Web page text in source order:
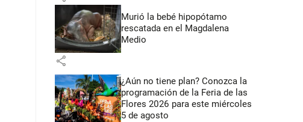
Murió la bebé hipopótamo
rescatada en el Magdalena
Medio
share
¿Aún no tiene plan? Conozca la
programación de la Feria de las
Flores 2026 para este miércoles
5 de agosto